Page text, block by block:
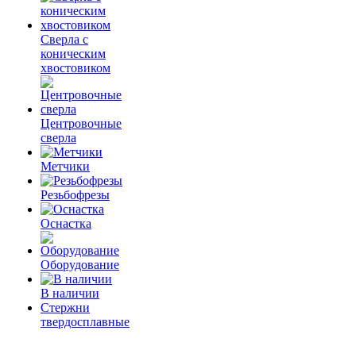
Сверла с
коническим
хвостовиком
Центровочные
сверла
Метчики
Резьбофрезы
Оснастка
Оборудование
В наличии
Стержни
твердосплавные